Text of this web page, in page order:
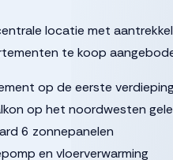
locatie met
te koop
op de eerste verdieping
op het noordwesten
6 zonnepanelen
en vloerverwarming